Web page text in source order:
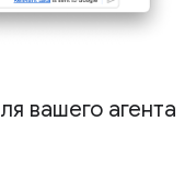
вашего агента